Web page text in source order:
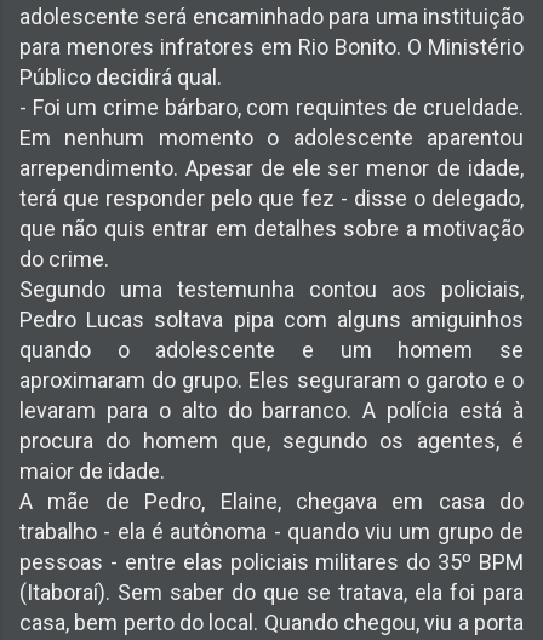
adolescente será encaminhado para uma instituição
para menores infratores em Rio Bonito. O Ministério
Público decidirá qual.
- Foi um crime bárbaro, com requintes de crueldade.
Em nenhum momento o adolescente aparentou
arrependimento. Apesar de ele ser menor de idade,
terá que responder pelo que fez - disse o delegado,
que não quis entrar em detalhes sobre a motivação
do crime.
Segundo uma testemunha contou aos policiais,
Pedro Lucas soltava pipa com alguns amiguinhos
quando o adolescente e um homem se
aproximaram do grupo. Eles seguraram o garoto e o
levaram para o alto do barranco. A polícia está à
procura do homem que, segundo os agentes, é
maior de idade.
A mãe de Pedro, Elaine, chegava em casa do
trabalho - ela é autônoma - quando viu um grupo de
pessoas - entre elas policiais militares do 35º BPM
(Itaboraí). Sem saber do que se tratava, ela foi para
casa, bem perto do local. Quando chegou, viu a porta